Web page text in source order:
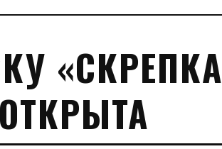
«СКРЕПКА